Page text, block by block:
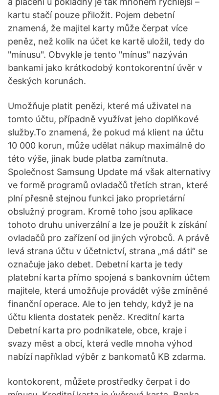
kartu stačí pouze přiložit. Pojem debetní
znamená, že majitel karty může čerpat více
peněz, než kolik na účet ke kartě uložil, tedy do
"mínusu". Obvykle je tento "mínus" nazýván
bankami jako krátkodobý kontokorentní úvěr v
českých korunách.
Umožňuje platit penězi, které má uživatel na
tomto účtu, případně využívat jeho doplňkové
služby.To znamená, že pokud má klient na účtu
10 000 korun, může udělat nákup maximálně do
této výše, jinak bude platba zamítnuta.
Společnost Samsung Update má však alternativy
ve formě programů ovladačů třetích stran, které
plní přesně stejnou funkci jako proprietární
obslužný program. Kromě toho jsou aplikace
tohoto druhu univerzální a lze je použít k získání
ovladačů pro zařízení od jiných výrobců. A právě
levá strana účtu v účetnictví, strana „má dáti“ se
označuje jako debet. Debetní karta je tedy
platební karta přímo spojená s bankovním účtem
majitele, která umožňuje provádět výše zmíněné
finanční operace. Ale to jen tehdy, když je na
účtu klienta dostatek peněz. Kreditní karta
Debetní karta pro podnikatele, obce, kraje i
svazy měst a obcí, která vedle mnoha výhod
nabízí například výběr z bankomatů KB zdarma.
kontokorent, můžete prostředky čerpat i do